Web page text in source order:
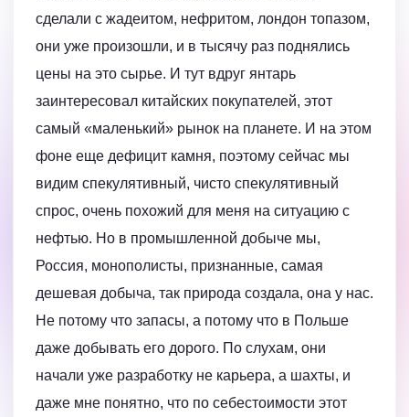
сделали с жадеитом, нефритом, лондон топазом,
они уже произошли, и в тысячу раз поднялись
цены на это сырье. И тут вдруг янтарь
заинтересовал китайских покупателей, этот
самый «маленький» рынок на планете. И на этом
фоне еще дефицит камня, поэтому сейчас мы
видим спекулятивный, чисто спекулятивный
спрос, очень похожий для меня на ситуацию с
нефтью. Но в промышленной добыче мы,
Россия, монополисты, признанные, самая
дешевая добыча, так природа создала, она у нас.
Не потому что запасы, а потому что в Польше
даже добывать его дорого. По слухам, они
начали уже разработку не карьера, а шахты, и
даже мне понятно, что по себестоимости этот